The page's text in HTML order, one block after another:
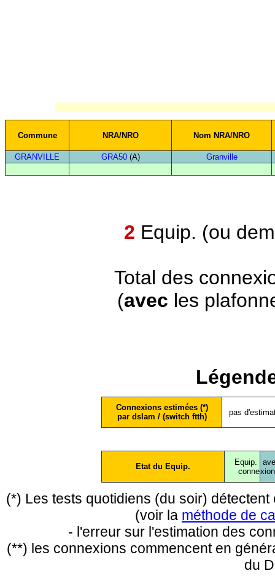
Commune NRA/NRO Nom NRA/NRO
GRANVILLE GRA50(A) Granville
2 Equip. (ou
Total des
(avec les
Connexions estimées (*)
par dslam / (switch ftth)
pas
Etat du Equip.
Equip.
conne
(*) Les tests quotidiens (du soir)
(voir la méthode de
- l'erreur sur l'estimation des
(**) les connexions commencent en
du